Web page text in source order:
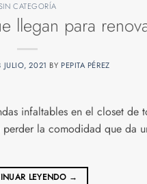
CATEGORÍA
llegan para
JULIO, 2021 BY PEPITA PÉREZ
infaltables en el closet de
la comodidad que da
LEYENDO →